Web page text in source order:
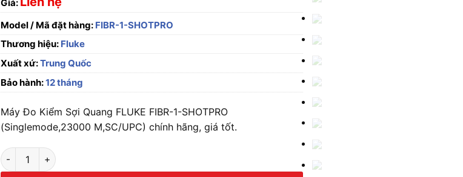
Giá:
Model / Mã đặt hàng: FIBR-1-SHOTPRO
Thương hiệu: Fluke
Xuất xứ:Trung Quốc
Bảo hành:12 tháng
Máy Đo Kiểm Sợi Quang FLUKE FIBR-1-SHOTPRO
(Singlemode,23000 M,SC/UPC) chính hãng, giá tốt.
Máy Đo Kiểm Sợi Quang FLUKE FIBR-1-SHOTPRO (Singlemode,23000 M,SC/UPC) số lượng